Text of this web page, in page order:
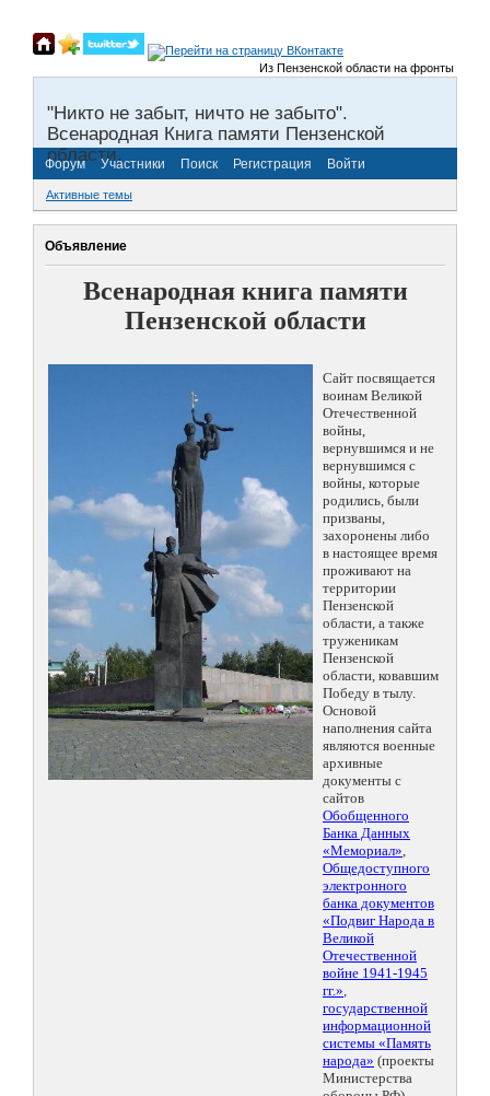
Из Пензенской области на фронты Великой
"Никто не забыт, ничто не забыто".
Всенародная Книга памяти Пензенской
области.
Форум Участники Поиск Регистрация Войти
Активные темы
Объявление
Всенародная книга памяти
Пензенской области
Сайт посвящается
воинам Великой
Отечественной
войны,
вернувшимся и не
вернувшимся с
войны, которые
родились, были
призваны,
захоронены либо
в настоящее время
проживают на
территории
Пензенской
области, а также
труженикам
Пензенской
области, ковавшим
Победу в тылу.
Основой
наполнения сайта
являются военные
архивные
документы с
сайтов
Обобщенного
Банка Данных
«Мемориал»,
Общедоступного
электронного
банка документов
«Подвиг Народа в
Великой
Отечественной
войне 1941-1945
гг.»,
государственной
информационной
системы «Память
народа» (проекты
Министерства